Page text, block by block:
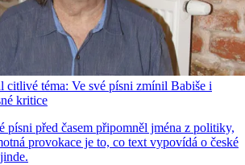
citlivé téma: Ve své písni zmínil Babiše i
kritice
písni před časem připomněl jména z politiky,
provokace je to, co text vypovídá o české